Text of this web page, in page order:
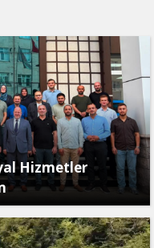
Hizmetler